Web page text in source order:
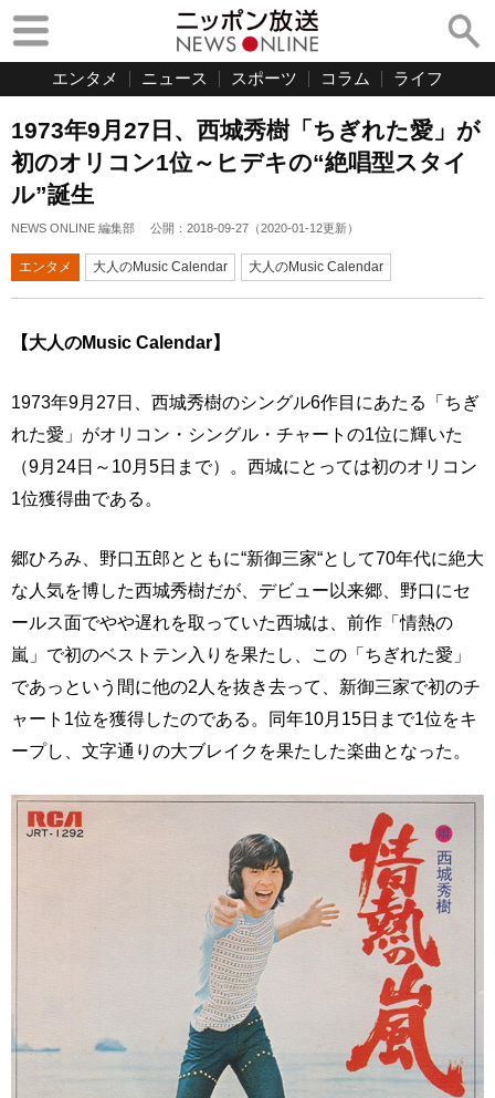
エンタメ ニュース スポーツ コラム ライフ
1973年9月27日、西城秀樹「ちぎれた愛」が
初のオリコン1位～ヒデキの“絶唱型スタイ
ル”誕生
NEWS ONLINE 編集部 公開： 2018-09-27 （2020-01-12更新）
エンタメ 大人のMusic Calendar 大人のMusic Calendar
【大人のMusic Calendar】
1973年9月27日、西城秀樹のシングル6作目にあたる「ちぎ
れた愛」がオリコン・シングル・チャートの1位に輝いた
（9月24日～10月5日まで）。西城にとっては初のオリコン
1位獲得曲である。
郷ひろみ、野口五郎とともに“新御三家“として70年代に絶大
な人気を博した西城秀樹だが、デビュー以来郷、野口にセ
ールス面でやや遅れを取っていた西城は、前作「情熱の
嵐」で初のベストテン入りを果たし、この「ちぎれた愛」
であっという間に他の2人を抜き去って、新御三家で初のチ
ャート1位を獲得したのである。同年10月15日まで1位をキ
ープし、文字通りの大ブレイクを果たした楽曲となった。